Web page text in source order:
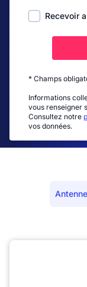
Recevoir
* Champs
Informations
vous renseigner
Consultez notre
vos données.